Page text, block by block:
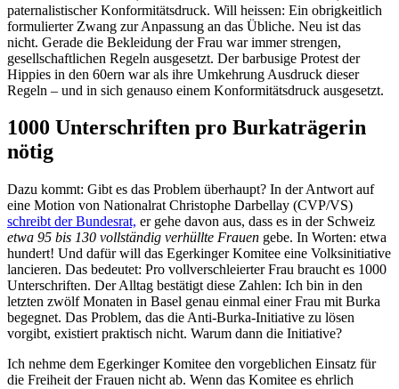
paternalistischer Konformitätsdruck. Will heissen: Ein obrigkeitlich
formulierter Zwang zur Anpassung an das Übliche. Neu ist das
nicht. Gerade die Bekleidung der Frau war immer strengen,
gesellschaftlichen Regeln ausgesetzt. Der barbusige Protest der
Hippies in den 60ern war als ihre Umkehrung Ausdruck dieser
Regeln – und in sich genauso einem Konformitätsdruck ausgesetzt.
1000 Unterschriften pro Burkaträgerin
nötig
Dazu kommt: Gibt es das Problem überhaupt? In der Antwort auf
eine Motion von Nationalrat Christophe Darbellay (CVP/VS)
schreibt der Bundesrat, er gehe davon aus, dass es in der Schweiz
etwa 95 bis 130 vollständig verhüllte Frauen gebe. In Worten: etwa
hundert! Und dafür will das Egerkinger Komitee eine Volksinitiative
lancieren. Das bedeutet: Pro vollverschleierter Frau braucht es 1000
Unterschriften. Der Alltag bestätigt diese Zahlen: Ich bin in den
letzten zwölf Monaten in Basel genau einmal einer Frau mit Burka
begegnet. Das Problem, das die Anti-Burka-Initiative zu lösen
vorgibt, existiert praktisch nicht. Warum dann die Initiative?
Ich nehme dem Egerkinger Komitee den vorgeblichen Einsatz für
die Freiheit der Frauen nicht ab. Wenn das Komitee es ehrlich